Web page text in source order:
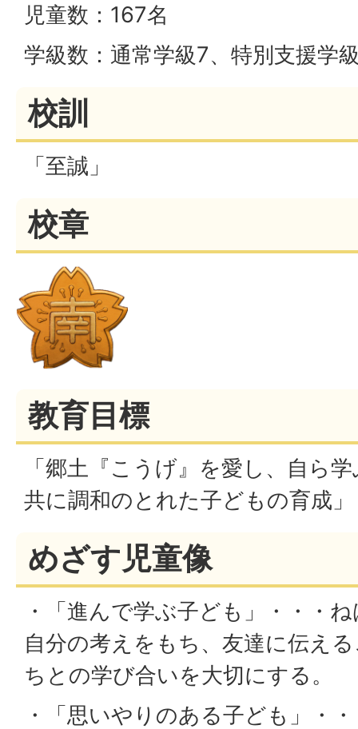
児童数：167名
学級数：通常学級7、特別支援学
校訓
「至誠」
校章
教育目標
「郷土『こうげ』を愛し、自ら
共に調和のとれた子どもの育成」
めざす児童像
・「進んで学ぶ子ども」・・・
自分の考えをもち、友達に伝え
ちとの学び合いを大切にする。
・「思いやりのある子ども」・